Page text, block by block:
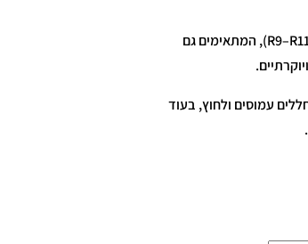
הקטגוריה כוללת ריצוף במידות שונות – החל מ-60×60 ועד אריחים גדולים במיוחד – לצד גימורים מט, מבריק ואנטי סליפ (R9–R11), המתאימים גם
עמוסים ולחוץ, בעוד